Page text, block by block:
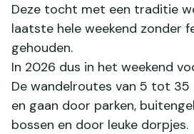
Deze tocht met een traditie
laatste hele weekend zonder
gehouden.
In 2026 dus in het weekend
De wandelroutes van 5 tot 35
en gaan door parken,
bossen en door leuke dorpjes.